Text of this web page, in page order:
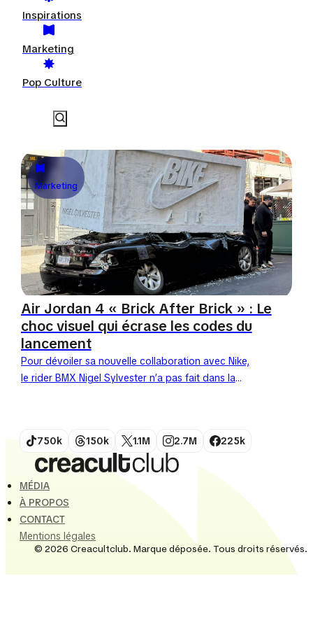
Inspirations
Marketing
Pop Culture
Marketing
Air Jordan 4 « Brick After Brick » : Le
choc visuel qui écrase les codes du
lancement
Pour dévoiler sa nouvelle collaboration avec Nike,
le rider BMX Nigel Sylvester n’a pas fait dans la
750k 150k 1.1M 2.7M 225k
MÉDIA
À PROPOS
CONTACT
Mentions légales
© 2026 Creacultclub. Marque déposée. Tous droits réservés.